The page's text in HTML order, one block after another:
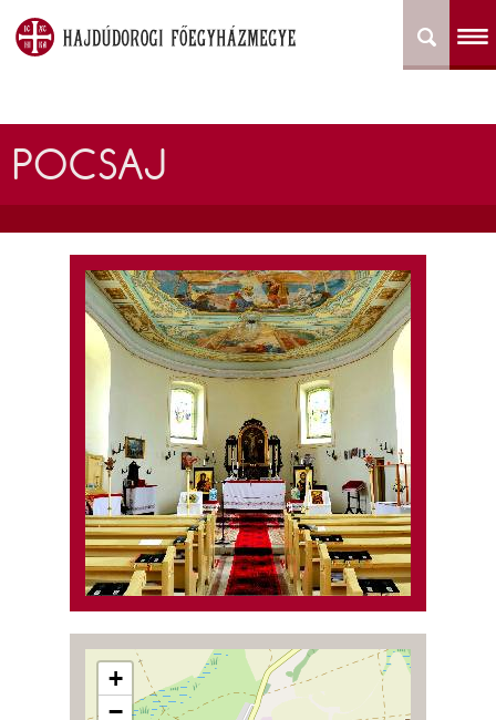
POCSAJ
+
−